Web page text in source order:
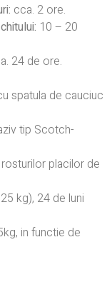
cca. 2 ore.
10 – 20
24 de ore.
spatula de cauciuc
tip Scotch-
placilor de
kg), 24 de luni
in functie de